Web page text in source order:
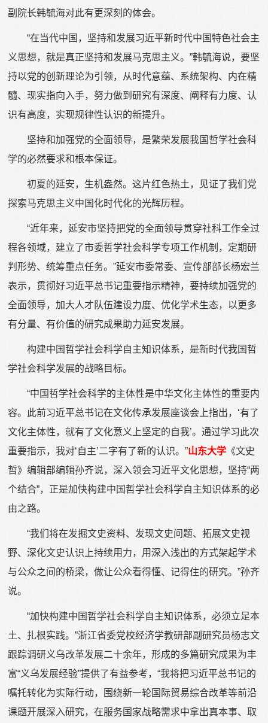
副院长韩毓海对此有更深刻的体会。
“在当代中国，坚持和发展习近平新时代中国特色社会主
义思想，就是真正坚持和发展马克思主义。”韩毓海说，要坚
持以党的创新理论为引领，从时代意蕴、系统架构、内在精
髓、现实指向入手，努力做到研究有深度、阐释有力度、认
识有高度，实现规律性认识的新提升。
坚持和加强党的全面领导，是繁荣发展我国哲学社会科
学的必然要求和根本保证。
初夏的延安，生机盎然。这片红色热土，见证了我们党
探索马克思主义中国化时代化的光辉历程。
“近年来，延安市坚持把党的全面领导贯穿社科工作全过
程各领域，建立了市委哲学社会科学专项工作机制，定期研
判形势、统筹重点任务。”延安市委常委、宣传部部长杨宏兰
表示，贯彻好习近平总书记重要指示精神，要持续加强党的
全面领导，加大人才队伍建设力度、优化学术生态，以更多
有分量、有价值的研究成果助力延安发展。
构建中国哲学社会科学自主知识体系，是新时代我国哲
学社会科学发展的战略目标。
“中国哲学社会科学的主体性是中华文化主体性的重要内
容。此前习近平总书记在文化传承发展座谈会上指出，‘有了
文化主体性，就有了文化意义上坚定的自我’。通过学习此次
重要指示，我对‘自主’二字有了新的认识。”山东大学 《文史
哲》编辑部编辑孙齐说，深入领会习近平文化思想，坚持“两
个结合”，正是加快构建中国哲学社会科学自主知识体系的必
由之路。
“我们将在发掘文史资料、发现文史问题、拓展文史视
野、深化文史认识上持续用力，用深入浅出的方式架起学术
与公众之间的桥梁，做让公众看得懂、记得住的研究。”孙齐
说。
“加快构建中国哲学社会科学自主知识体系，必须立足本
土、扎根实践。”浙江省委党校经济学教研部副研究员杨志文
跟踪调研义乌改革发展二十余年，形成的多篇研究成果为丰
富“义乌发展经验”提供了有益参考，“我将把习近平总书记的
嘱托转化为实际行动，围绕新一轮国际贸易综合改革等前沿
课题开展深入研究，在服务国家战略需求中拿出真本事、取